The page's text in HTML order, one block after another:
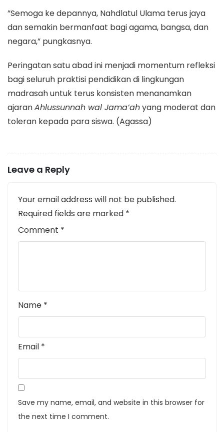
​”Semoga ke depannya, Nahdlatul Ulama terus jaya
dan semakin bermanfaat bagi agama, bangsa, dan
negara,” pungkasnya.
​Peringatan satu abad ini menjadi momentum refleksi
bagi seluruh praktisi pendidikan di lingkungan
madrasah untuk terus konsisten menanamkan
ajaranAhlussunnah wal Jama’ahyang moderat dan
toleran kepada para siswa. (Agassa)
Leave a Reply
Your email address will not be published.
Required fields are marked *
Comment *
Name *
Email *
Save my name, email, and website in this browser for
the next time I comment.